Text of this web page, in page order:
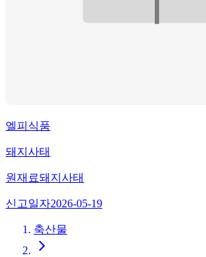
엘피식품
돼지사태
원재료돼지사태
신고일자2026-05-19
축산물